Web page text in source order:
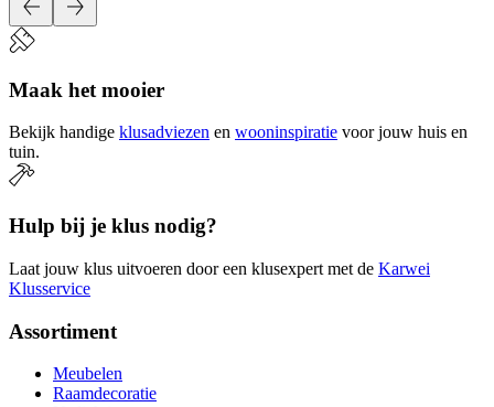
Maak het mooier
Bekijk handige klusadviezen en wooninspiratie voor jouw huis en
tuin.
Hulp bij je klus nodig?
Laat jouw klus uitvoeren door een klusexpert met de Karwei
Klusservice
Assortiment
Meubelen
Raamdecoratie